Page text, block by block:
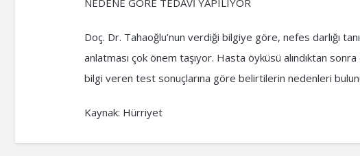
NEDENE GÖRE TEDAVİ YAPILIYOR
Doç. Dr. Tahaoğlu’nun verdiği bilgiye göre, nefes darlığı
anlatması çok önem taşıyor. Hasta öyküsü alındıktan
bilgi veren test sonuçlarına göre belirtilerin nedenleri
Kaynak: Hürriyet